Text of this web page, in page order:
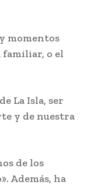
momentos
familiar, o el
La Isla, ser
y de nuestra
de los
Además, ha